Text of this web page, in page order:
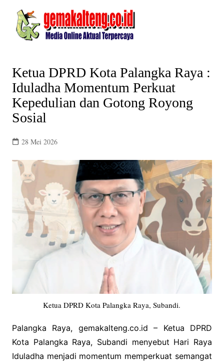
content
Ketua DPRD Kota Palangka Raya :
Iduladha Momentum Perkuat
Kepedulian dan Gotong Royong
Sosial
28 Mei 2026
Ketua DPRD Kota Palangka Raya, Subandi.
Palangka Raya, gemakalteng.co.id – Ketua DPRD
Kota Palangka Raya, Subandi menyebut Hari Raya
Iduladha menjadi momentum memperkuat semangat